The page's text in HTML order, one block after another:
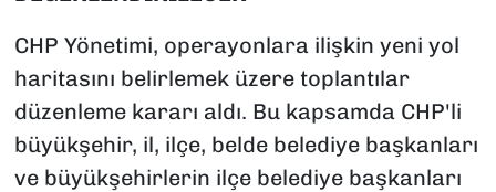
CHP Yönetimi, operayonlara ilişkin yeni yol
haritasını belirlemek üzere toplantılar
düzenleme kararı aldı. Bu kapsamda CHP'li
büyükşehir, il, ilçe, belde belediye başkanları
ve büyükşehirlerin ilçe belediye başkanları